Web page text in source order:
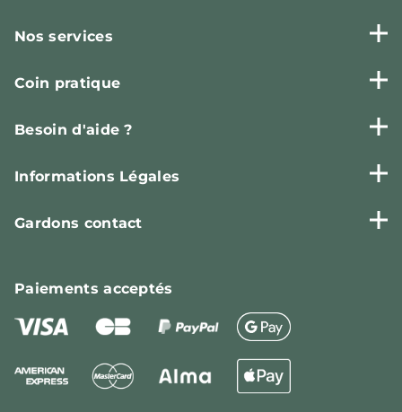
Nos services
Coin pratique
Besoin d'aide ?
Informations Légales
Gardons contact
Paiementsacceptés